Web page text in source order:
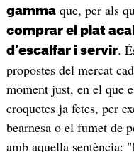
gammaque, per als
comprar el plat
d’escalfar i servir.
propostes del mercat
moment just, en el que
croquetes ja fetes, per
bearnesa o el fumet de
amb aquella sentència: